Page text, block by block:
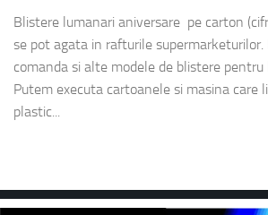
Blistere lumanari aniversare pe carton
se pot agata in rafturile supermarketurilor.
comanda si alte modele de blistere
Putem executa cartoanele si masina care
plastic...